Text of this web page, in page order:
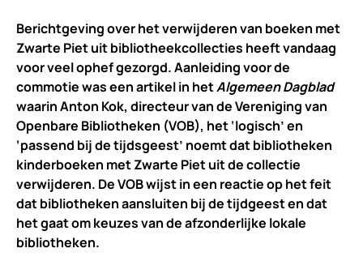
Berichtgeving over het verwijderen van boeken met
Zwarte Piet uit bibliotheekcollecties heeft vandaag
voor veel ophef gezorgd. Aanleiding voor de
commotie was een artikel in hetAlgemeen Dagblad
waarin Anton Kok, directeur van de Vereniging van
Openbare Bibliotheken (VOB), het ‘logisch’ en
‘passend bij de tijdsgeest’ noemt dat bibliotheken
kinderboeken met Zwarte Piet uit de collectie
verwijderen. De VOB wijst in een reactie op het feit
dat bibliotheken aansluiten bij de tijdgeest en dat
het gaat om keuzes van de afzonderlijke lokale
bibliotheken.